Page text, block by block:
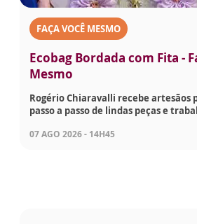
FAÇA VOCÊ MESMO
Ecobag Bordada com Fita -
Mesmo
Rogério Chiaravalli recebe
passo a passo de lindas peças e
07 AGO 2026 - 14H45